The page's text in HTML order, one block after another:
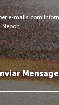
e-mails com
Neooh.